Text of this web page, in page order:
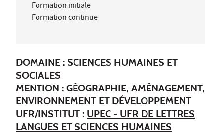
Formation initiale
Formation continue
DOMAINE : SCIENCES HUMAINES ET
SOCIALES
MENTION : GÉOGRAPHIE, AMÉNAGEMENT,
ENVIRONNEMENT ET DÉVELOPPEMENT
UFR/INSTITUT : UPEC - UFR DE LETTRES
LANGUES ET SCIENCES HUMAINES